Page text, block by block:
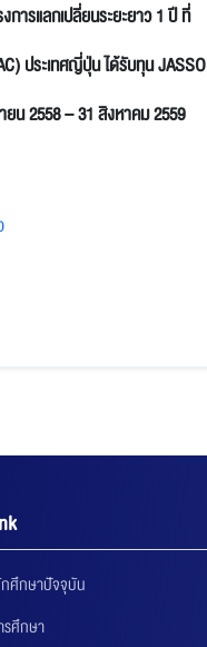
ารแลกเปลี่ยนระยะยาว 1ปีที่
)ประเทศญี่ปุ่นได้รับทุนJASSO
ยน2558 – 31สิงหาคม2559
ศึกษาปัจจุบัน
ศึกษา